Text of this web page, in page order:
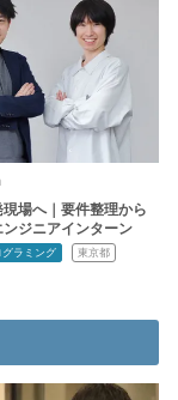
場へ｜要件整理から
ンジニアインターン
ラミング 東京都